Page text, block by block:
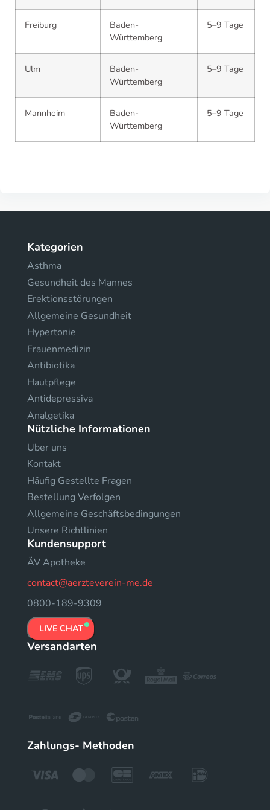
Freiburg
Baden-
Württemberg
5–9 Tage
Ulm
Baden-
Württemberg
5–9 Tage
Mannheim
Baden-
Württemberg
5–9 Tage
Kategorien
Asthma
Gesundheit des Mannes
Erektionsstörungen
Allgemeine Gesundheit
Hypertonie
Frauenmedizin
Antibiotika
Hautpflege
Antidepressiva
Analgetika
Nützliche Informationen
Uber uns
Kontakt
Häufig Gestellte Fragen
Bestellung Verfolgen
Allgemeine Geschäftsbedingungen
Unsere Richtlinien
Kundensupport
ÄV Apotheke
contact@aerzteverein-me.de
0800-189-9309
LIVE CHAT
Versandarten
Zahlungs- Methoden